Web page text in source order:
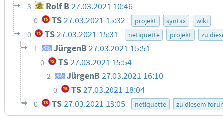
3 Rolf B27.03.2021 10:46
0 TS 27.03.2021 15:32 projekt syntax wiki
0 TS27.03.2021 15:31 netiquette projekt zu
1 JürgenB27.03.2021 15:51
0 TS27.03.2021 15:54
2 JürgenB27.03.2021 16:10
0 TS27.03.2021 18:04
0 TS 27.03.2021 18:05 netiquette zu diesem